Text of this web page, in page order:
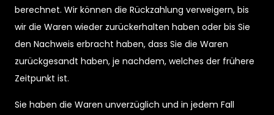
berechnet. Wir können die Rückzahlung verweigern, bis
wir die Waren wieder zurückerhalten haben oder bis Sie
den Nachweis erbracht haben, dass Sie die Waren
zurückgesandt haben, je nachdem, welches der frühere
Zeitpunkt ist.
Sie haben die Waren unverzüglich und in jedem Fall